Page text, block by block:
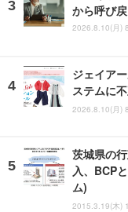
から呼び
2026.8.10(月)
ジェイア
ステムに
2026.8.10(月)
茨城県の
入、BCP
ム)
2015.3.19(木)